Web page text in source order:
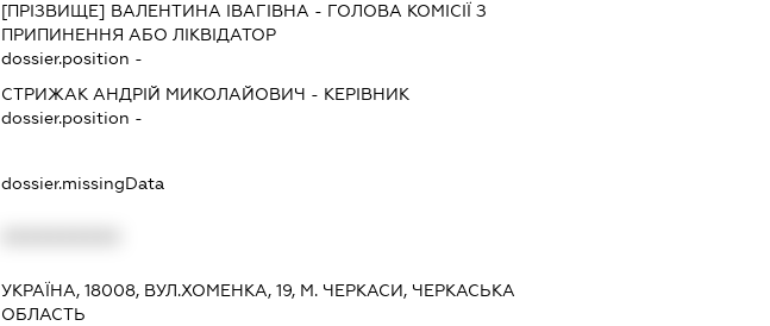
[ПРІЗВИЩЕ] ВАЛЕНТИНА ІВАГІВНА - ГОЛОВА КОМІСІЇ З
ПРИПИНЕННЯ АБО ЛІКВІДАТОР
dossier.position -
СТРИЖАК АНДРІЙ МИКОЛАЙОВИЧ - КЕРІВНИК
dossier.position -
dossier.missingData
УКРАЇНА, 18008, ВУЛ.ХОМЕНКА, 19, М. ЧЕРКАСИ, ЧЕРКАСЬКА
ОБЛАСТЬ